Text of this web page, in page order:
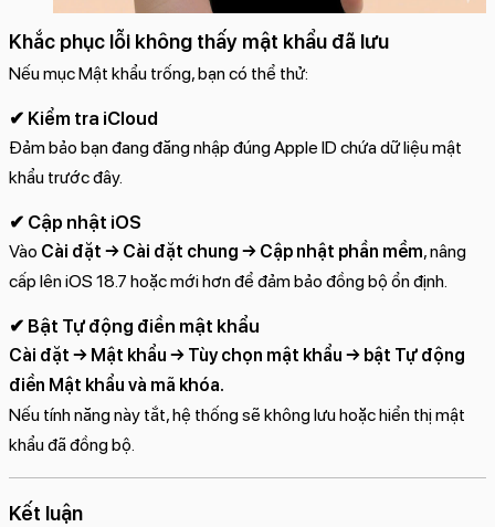
Khắc phục lỗi không thấy mật khẩu đã lưu
Nếu mục Mật khẩu trống, bạn có thể thử:
✔ Kiểm tra iCloud
Đảm bảo bạn đang đăng nhập đúng Apple ID chứa dữ liệu mật
khẩu trước đây.
✔ Cập nhật iOS
Vào Cài đặt → Cài đặt chung → Cập nhật phần mềm, nâng
cấp lên iOS 18.7 hoặc mới hơn để đảm bảo đồng bộ ổn định.
✔ Bật Tự động điền mật khẩu
Cài đặt → Mật khẩu → Tùy chọn mật khẩu → bật Tự động
điền Mật khẩu và mã khóa.
Nếu tính năng này tắt, hệ thống sẽ không lưu hoặc hiển thị mật
khẩu đã đồng bộ.
Kết luận